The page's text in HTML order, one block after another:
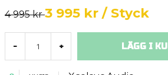
4 995 kr3 995 kr / Styck
- + LÄGG I